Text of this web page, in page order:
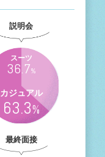
説明会
スーツ
36.7%
カジュアル
63.3%
最終面接